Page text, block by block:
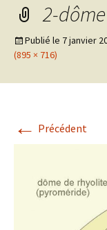
2-
Publié le 7 janvier
(895 × 716)
← Précédent